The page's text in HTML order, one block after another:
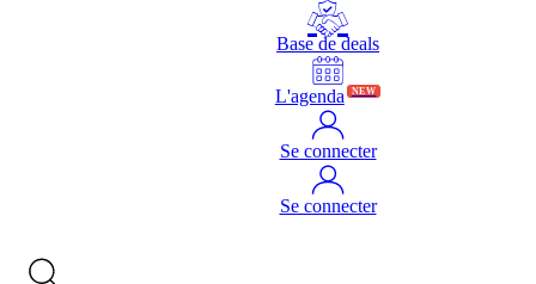
Base de deals
L'agenda NEW
Se connecter
Se connecter